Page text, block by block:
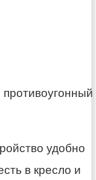
удобно
в кресло и